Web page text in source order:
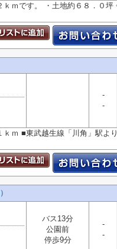
ｍです。 ・土地約６８．０坪
-
-
ｍ ■東武越生線「川角」駅よ
バス13分
公園前
停歩9分
-
-